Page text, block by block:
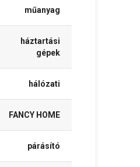
műanyag
háztartási
gépek
hálózati
FANCY HOME
párásító